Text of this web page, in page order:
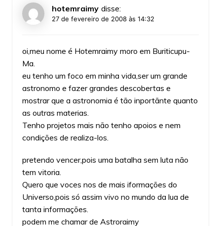
hotemraimy disse:
27 de fevereiro de 2008 às 14:32
oi,meu nome é Hotemraimy moro em Buriticupu-
Ma.
eu tenho um foco em minha vida,ser um grande
astronomo e fazer grandes descobertas e
mostrar que a astronomia é tão inportãnte quanto
as outras materias.
Tenho projetos mais não tenho apoios e nem
condições de realiza-los.
pretendo vencer,pois uma batalha sem luta não
tem vitoria.
Quero que voces nos de mais iformações do
Universo,pois só assim vivo no mundo da lua de
tanta informações.
podem me chamar de Astroraimy